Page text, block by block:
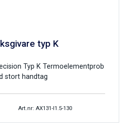
typ K
Typ K Termoelementprob
stort handtag
Art.nr: AX131-I1.5-130